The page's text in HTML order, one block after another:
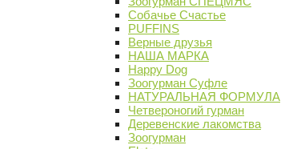
Собачье Счастье
PUFFINS
Верные друзья
НАША МАРКА
Happy Dog
Зоогурман Суфле
НАТУРАЛЬНАЯ ФОРМУЛА
Четвероногий гурман
Деревенские лакомства
Зоогурман